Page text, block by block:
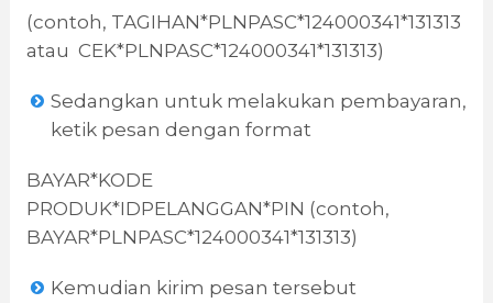
(contoh, TAGIHAN*PLNPASC*124000341*131313
atau CEK*PLNPASC*124000341*131313)
Sedangkan untuk melakukan pembayaran,
ketik pesan dengan format
BAYAR*KODE
PRODUK*IDPELANGGAN*PIN (contoh,
BAYAR*PLNPASC*124000341*131313)
Kemudian kirim pesan tersebut